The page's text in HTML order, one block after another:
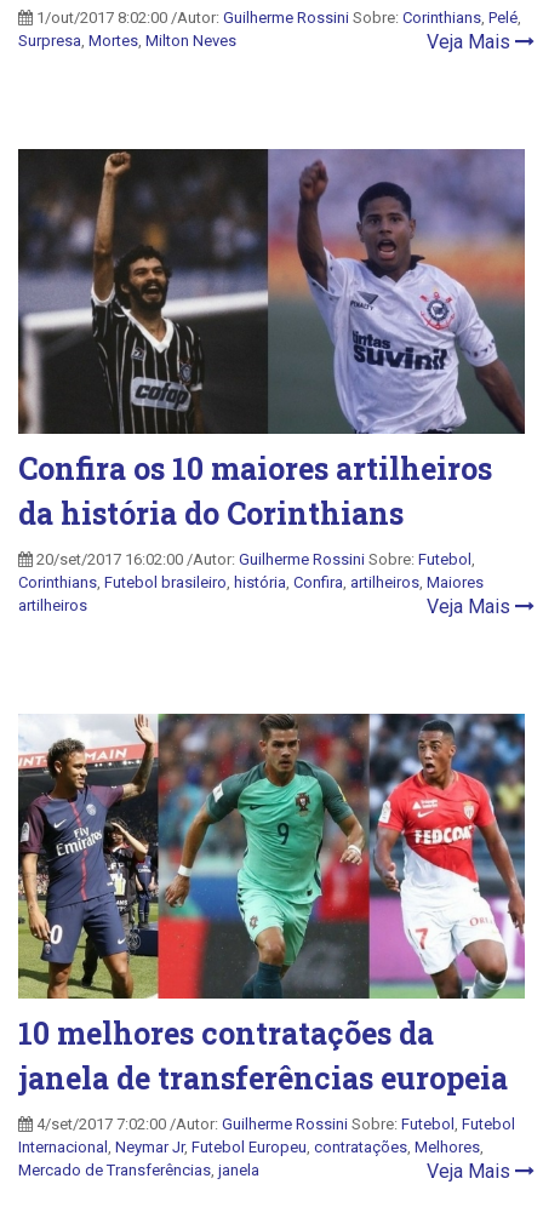
1/out/2017 8:02:00 /Autor: Guilherme Rossini Sobre: Corinthians Pelé
Surpresa Mortes Milton Neves Veja Mais
Confira os 10 maiores artilheiros
da história do Corinthians
20/set/2017 16:02:00 /Autor: Guilherme Rossini Sobre: Futebol
Corinthians Futebol brasileiro história Confira artilheiros Maiores
artilheiros
Veja Mais
10 melhores contratações da
janela de transferências europeia
4/set/2017 7:02:00 /Autor: Guilherme Rossini Sobre: Futebol
Futebol
Internacional
Neymar Jr, Futebol Europeu contratações Melhores
Mercado de Transferências janela Veja Mais